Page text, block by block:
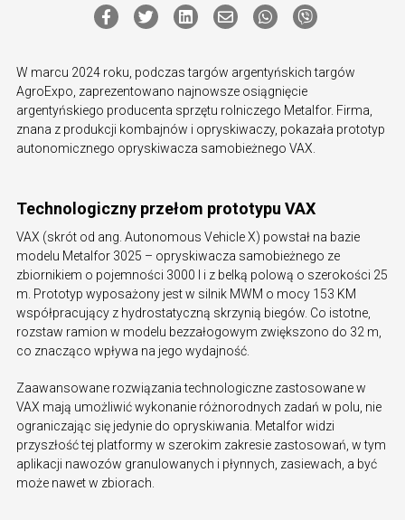
W marcu 2024 roku, podczas targów argentyńskich targów
AgroExpo, zaprezentowano najnowsze osiągnięcie
argentyńskiego producenta sprzętu rolniczego Metalfor. Firma,
znana z produkcji kombajnów i opryskiwaczy, pokazała prototyp
autonomicznego opryskiwacza samobieżnego VAX.
Technologiczny przełom prototypu VAX
VAX (skrót od ang. Autonomous Vehicle X) powstał na bazie
modelu Metalfor 3025 – opryskiwacza samobieżnego ze
zbiornikiem o pojemności 3000 l i z belką polową o szerokości 25
m. Prototyp wyposażony jest w silnik MWM o mocy 153 KM
współpracujący z hydrostatyczną skrzynią biegów. Co istotne,
rozstaw ramion w modelu bezzałogowym zwiększono do 32 m,
co znacząco wpływa na jego wydajność.
Zaawansowane rozwiązania technologiczne zastosowane w
VAX mają umożliwić wykonanie różnorodnych zadań w polu, nie
ograniczając się jedynie do opryskiwania. Metalfor widzi
przyszłość tej platformy w szerokim zakresie zastosowań, w tym
aplikacji nawozów granulowanych i płynnych, zasiewach, a być
może nawet w zbiorach.